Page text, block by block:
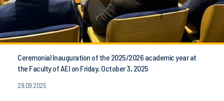
Ceremonial Inauguration of the 2025/2026 academic year at
the Faculty of AEI on Friday, October 3, 2025
29.09.2025